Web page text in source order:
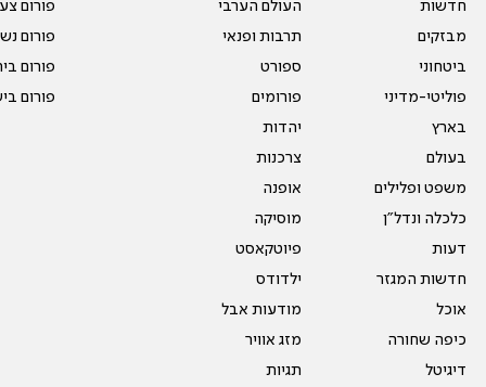
חדשות
מבזקים
ביטחוני
פוליטי-מדיני
בארץ
בעולם
משפט ופלילים
כלכלה ונדל"ן
דעות
חדשות המגזר
אוכל
כיפה שחורה
דיגיטל
העולם הערבי
תרבות ופנאי
ספורט
פורומים
יהדות
צרכנות
אופנה
מוסיקה
פיוטקאסט
ילדודס
מודעות אבל
מזג אוויר
תגיות
פורום
פורום
פורום
פורום